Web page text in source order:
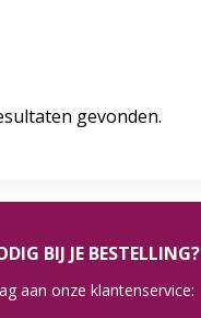
gevonden.
BIJ JE BESTELLING?
aan onze klantenservice: